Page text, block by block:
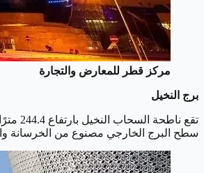
مركز قطر للمعارض والتجارة
برج النخيل
سطح البرج الخارجي مصنوع من الخرسانة